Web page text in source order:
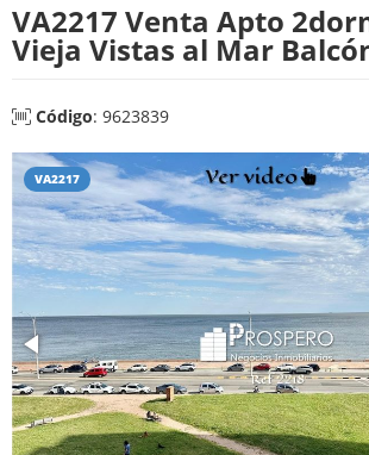
VA2217 Venta Apto
Vieja Vistas al Mar
Código: 9623839
VA2217